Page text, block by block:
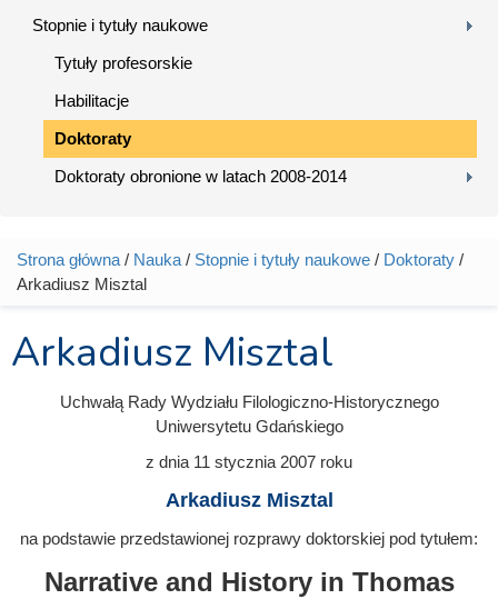
Stopnie i tytuły naukowe
Tytuły profesorskie
Habilitacje
Doktoraty
Doktoraty obronione w latach 2008-2014
Jesteś tutaj
Strona główna / Nauka / Stopnie i tytuły naukowe / Doktoraty /
Arkadiusz Misztal
Arkadiusz Misztal
Uchwałą Rady Wydziału Filologiczno-Historycznego
Uniwersytetu Gdańskiego
z dnia 11 stycznia 2007 roku
Arkadiusz Misztal
na podstawie przedstawionej rozprawy doktorskiej pod tytułem:
Narrative and History in Thomas